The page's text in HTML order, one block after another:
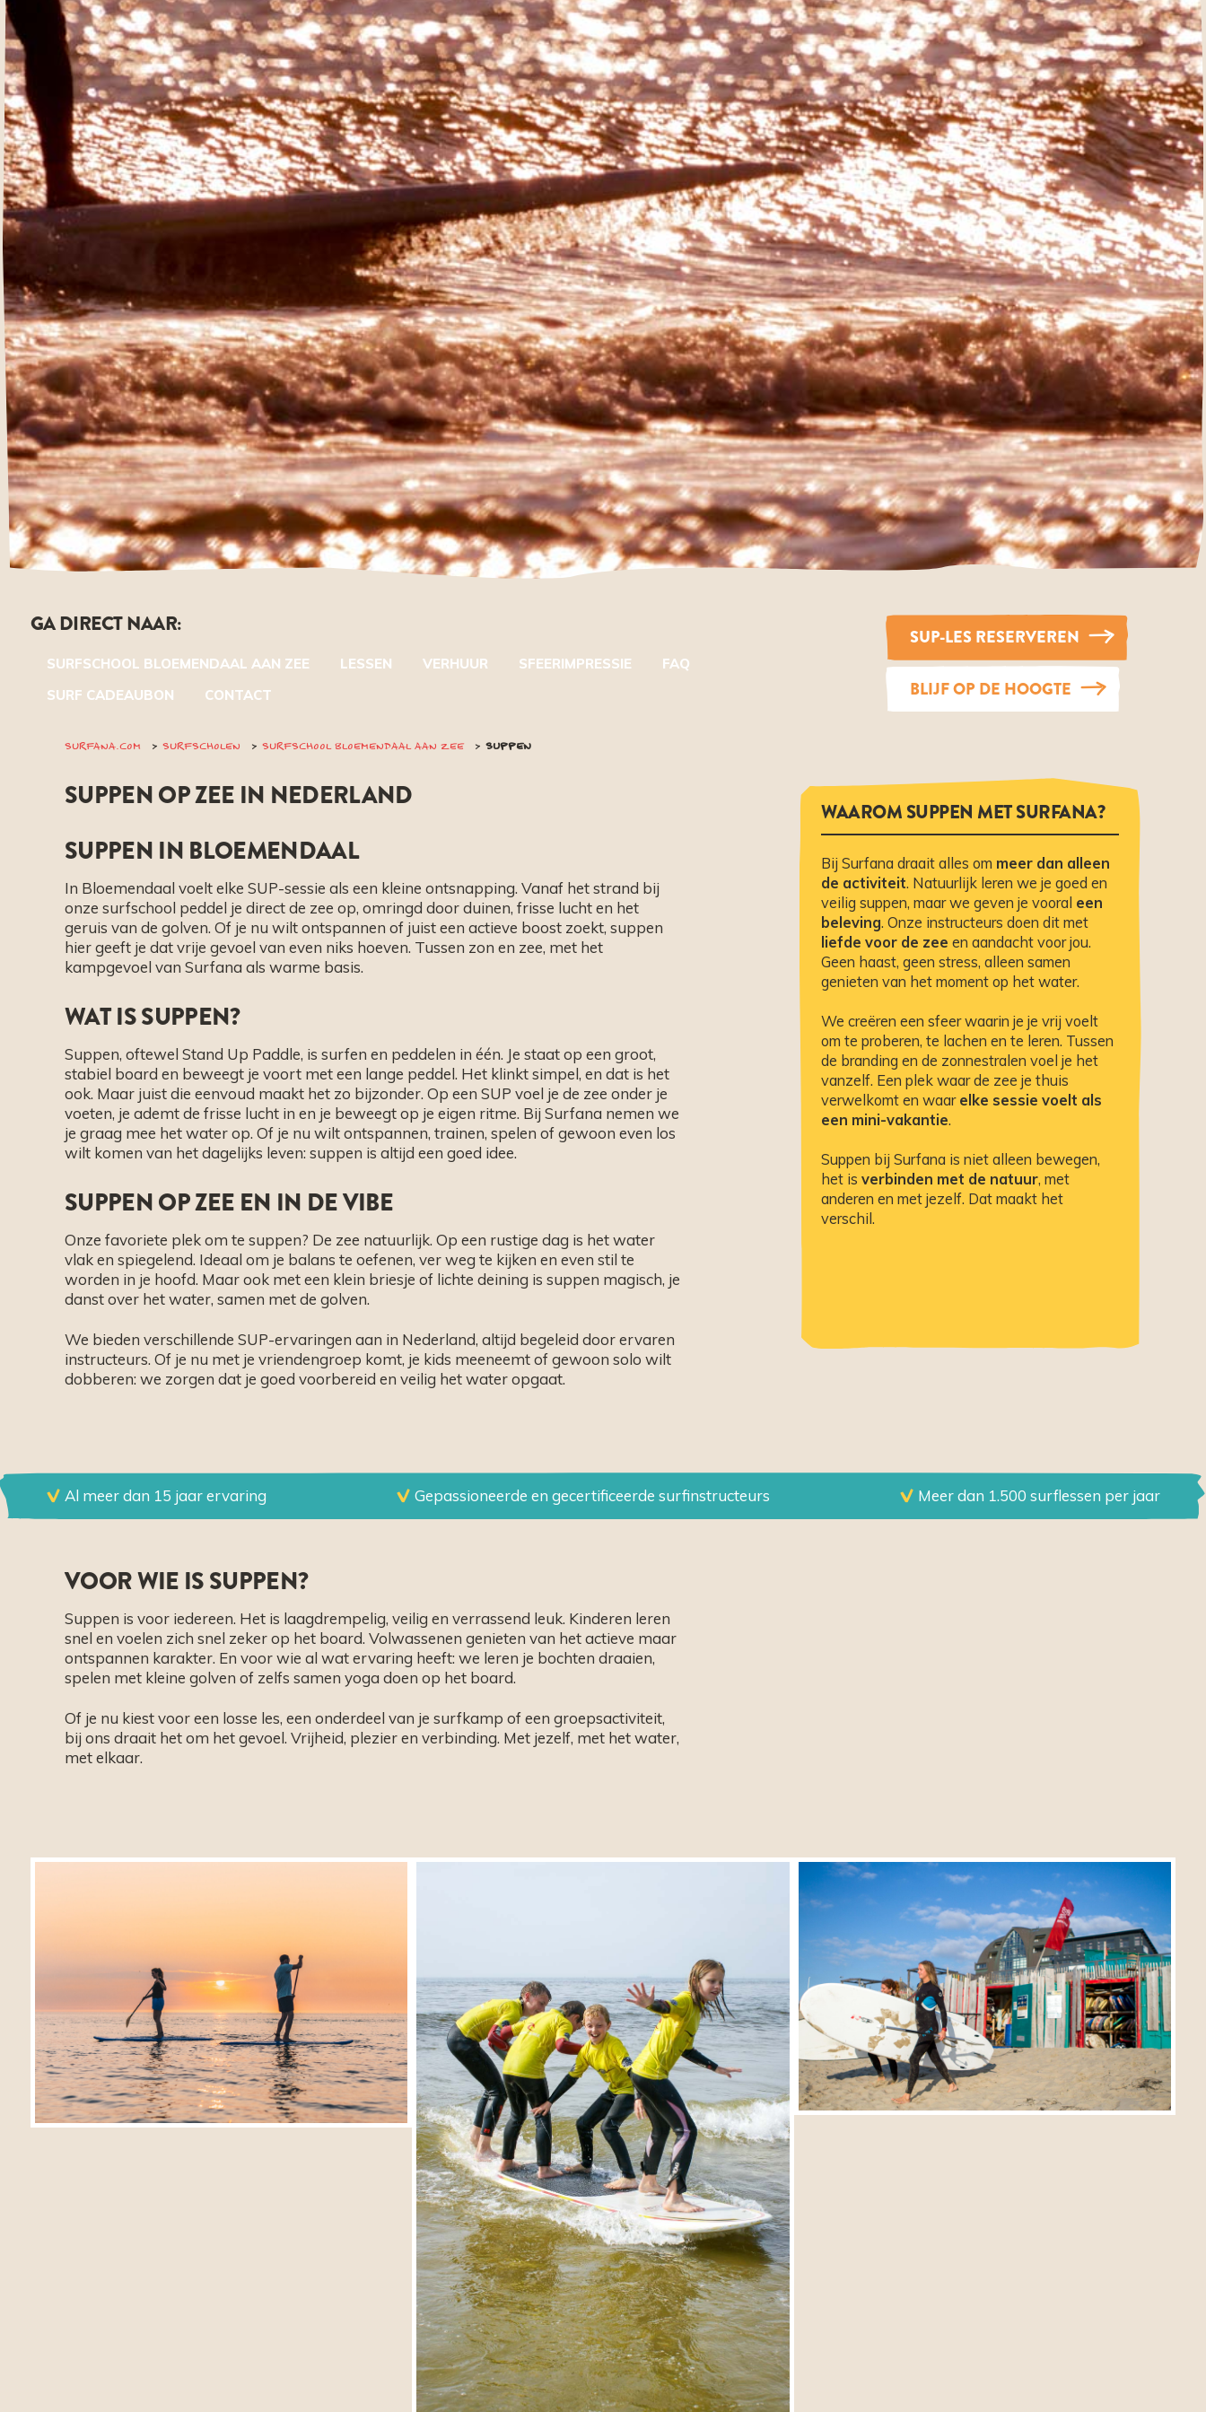
GA DIRECT NAAR:
SURFSCHOOL BLOEMENDAAL AAN ZEE LESSEN VERHUUR SFEERIMPRESSIE
FAQ
SURF CADEAUBON
CONTACT
SUP-LES RESERVEREN
BLIJF OP DE HOOGTE
SURFANA.COM SURFSCHOLEN SURFSCHOOL BLOEMENDAAL AAN ZEE SUPPEN
SUPPEN OP ZEE IN NEDERLAND
SUPPEN IN BLOEMENDAAL
​​In Bloemendaal voelt elke SUP-sessie als een kleine ontsnapping. Vanaf het strand bij
onze surfschool peddel je direct de zee op, omringd door duinen, frisse lucht en het
geruis van de golven. Of je nu wilt ontspannen of juist een actieve boost zoekt, suppen
hier geeft je dat vrije gevoel van even niks hoeven. Tussen zon en zee, met het
kampgevoel van Surfana als warme basis.
WAT IS SUPPEN?
Suppen, oftewel Stand Up Paddle, is surfen en peddelen in één. Je staat op een groot,
stabiel board en beweegt je voort met een lange peddel. Het klinkt simpel, en dat is het
ook. Maar juist die eenvoud maakt het zo bijzonder. Op een SUP voel je de zee onder je
voeten, je ademt de frisse lucht in en je beweegt op je eigen ritme. Bij Surfana nemen we
je graag mee het water op. Of je nu wilt ontspannen, trainen, spelen of gewoon even los
wilt komen van het dagelijks leven: suppen is altijd een goed idee.
SUPPEN OP ZEE EN IN DE VIBE
Onze favoriete plek om te suppen? De zee natuurlijk. Op een rustige dag is het water
vlak en spiegelend. Ideaal om je balans te oefenen, ver weg te kijken en even stil te
worden in je hoofd. Maar ook met een klein briesje of lichte deining is suppen magisch, je
danst over het water, samen met de golven.
We bieden verschillende SUP-ervaringen aan in Nederland, altijd begeleid door ervaren
instructeurs. Of je nu met je vriendengroep komt, je kids meeneemt of gewoon solo wilt
dobberen: we zorgen dat je goed voorbereid en veilig het water opgaat.
WAAROM SUPPEN MET SURFANA?
Bij Surfana draait alles om meer dan alleen
de activiteit. Natuurlijk leren we je goed en
veilig suppen, maar we geven je vooral een
beleving. Onze instructeurs doen dit met
liefde voor de zee en aandacht voor jou.
Geen haast, geen stress, alleen samen
genieten van het moment op het water.
We creëren een sfeer waarin je je vrij voelt
om te proberen, te lachen en te leren. Tussen
de branding en de zonnestralen voel je het
vanzelf. Een plek waar de zee je thuis
verwelkomt en waar elke sessie voelt als
een mini-vakantie.
Suppen bij Surfana is niet alleen bewegen,
het isverbinden met de natuur, met
anderen en met jezelf. Dat maakt het
verschil.
Al meer dan 15 jaar ervaring Gepassioneerde en gecertificeerde surfinstructeurs Meer dan 1.500 surflessen per jaar
VOOR WIE IS SUPPEN?
Suppen is voor iedereen. Het is laagdrempelig, veilig en verrassend leuk. Kinderen leren
snel en voelen zich snel zeker op het board. Volwassenen genieten van het actieve maar
ontspannen karakter. En voor wie al wat ervaring heeft: we leren je bochten draaien,
spelen met kleine golven of zelfs samen yoga doen op het board.
Of je nu kiest voor een losse les, een onderdeel van je surfkamp of een groepsactiviteit,
bij ons draait het om het gevoel. Vrijheid, plezier en verbinding. Met jezelf, met het water,
met elkaar.